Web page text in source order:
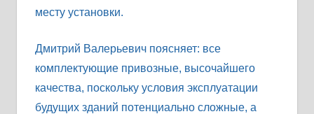
месту установки.
Дмитрий Валерьевич поясняет: все
комплектующие привозные, высочайшего
качества, поскольку условия эксплуатации
будущих зданий потенциально сложные, а